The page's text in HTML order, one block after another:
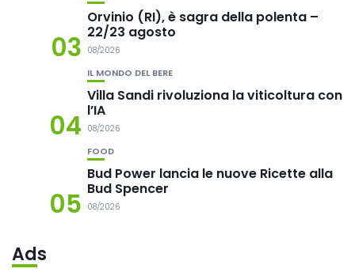
03
Orvinio (RI), è sagra della polenta –
22/23 agosto
08/2026
04
IL MONDO DEL BERE
Villa Sandi rivoluziona la viticoltura con
l’IA
08/2026
05
FOOD
Bud Power lancia le nuove Ricette alla
Bud Spencer
08/2026
Ads